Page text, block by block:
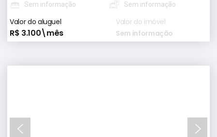
Sem informação
Sem informação
Valor do aluguel
R$ 3.100\mês
Valor do imóvel
Sem informação